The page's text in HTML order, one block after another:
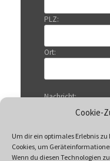
Cookie-
Um dir ein optimales Erlebnis
Cookies, um
Wenn du diesen Technologien
PLZ:
Ort:
Nachricht: